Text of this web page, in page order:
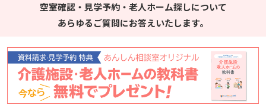
空室確認・見学予約・老人ホーム探しについて
あらゆるご質問にお答えいたします。